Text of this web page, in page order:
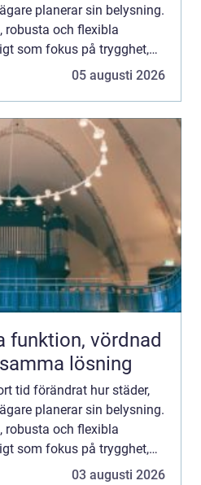
planerar sin belysning.
robusta och flexibla
som fokus på trygghet,
blir allt starkare.
05 augusti 2026
lösning
tid förändrat hur städer,
planerar sin belysning.
robusta och flexibla
som fokus på trygghet,
blir allt starkare.
03 augusti 2026